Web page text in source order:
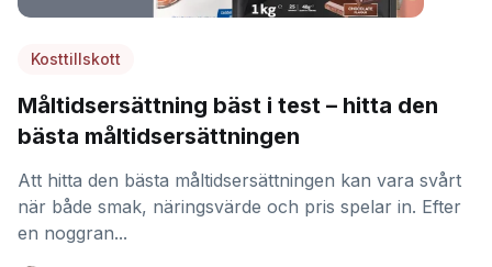
Kosttillskott
Måltidsersättning bäst i test – hitta den
bästa måltidsersättningen
Att hitta den bästa måltidsersättningen kan vara svårt
när både smak, näringsvärde och pris spelar in. Efter
en noggran...